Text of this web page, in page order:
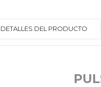
DETALLES DEL PRODUCTO